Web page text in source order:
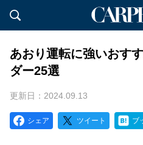
あおり運転に強いおす
ダー25選
更新日：2024.09.13
シェア ツイート ブ